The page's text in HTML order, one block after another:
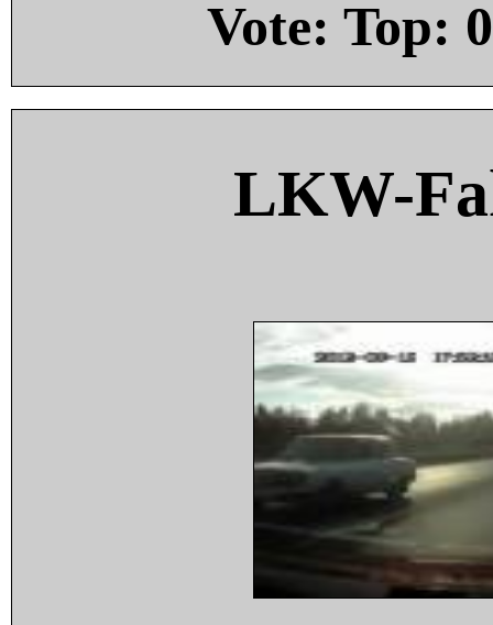
Vote: Top: 0
LKW-